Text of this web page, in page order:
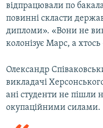
відпрацювали по
повинні скласти
дипломи». «Вони не
колонізує Марс, а
Олександр
викладачі
ані студенти не пішли
окупаційними силами.